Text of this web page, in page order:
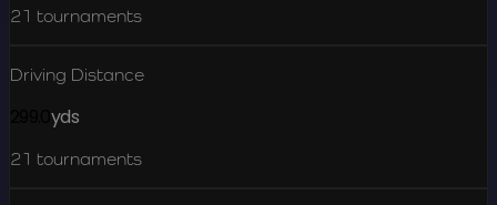
21 tournaments
Driving Distance
yds
21 tournaments